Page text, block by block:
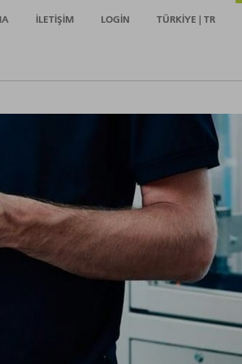
İLETIŞIM LOGIN TÜRKIYE | TR